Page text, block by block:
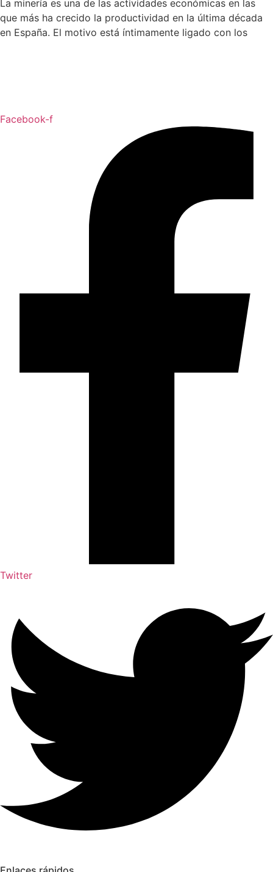
La minería es una de las actividades económicas en las
que más ha crecido la productividad en la última década
en España. El motivo está íntimamente ligado con los
Facebook-f
Twitter